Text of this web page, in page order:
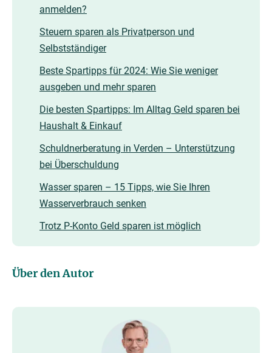
anmelden?
Steuern sparen als Privatperson und
Selbstständiger
Beste Spartipps für 2024: Wie Sie weniger
ausgeben und mehr sparen
Die besten Spartipps: Im Alltag Geld sparen bei
Haushalt & Einkauf
Schuldnerberatung in Verden – Unterstützung
bei Überschuldung
Wasser sparen – 15 Tipps, wie Sie Ihren
Wasserverbrauch senken
Trotz P-Konto Geld sparen ist möglich
Über den Autor